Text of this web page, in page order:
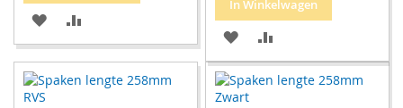
VOEG
TOE
AAN
OM
TE
In Winkelwagen
VOEG
TOE
AAN
OM